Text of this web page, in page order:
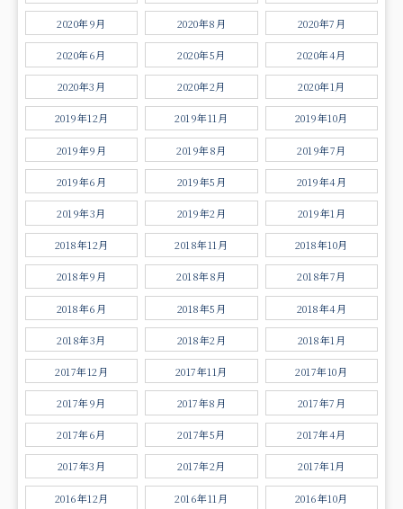
2020年9月 2020年8月 2020年7月
2020年6月 2020年5月 2020年4月
2020年3月 2020年2月 2020年1月
2019年12月 2019年11月 2019年10月
2019年9月 2019年8月 2019年7月
2019年6月 2019年5月 2019年4月
2019年3月 2019年2月 2019年1月
2018年12月 2018年11月 2018年10月
2018年9月 2018年8月 2018年7月
2018年6月 2018年5月 2018年4月
2018年3月 2018年2月 2018年1月
2017年12月 2017年11月 2017年10月
2017年9月 2017年8月 2017年7月
2017年6月 2017年5月 2017年4月
2017年3月 2017年2月 2017年1月
2016年12月 2016年11月 2016年10月